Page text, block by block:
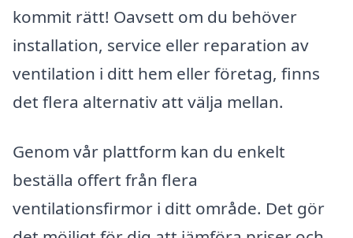
kommit rätt! Oavsett om du behöver
installation, service eller reparation av
ventilation i ditt hem eller företag, finns
det flera alternativ att välja mellan.
Genom vår plattform kan du enkelt
beställa offert från flera
ventilationsfirmor i ditt område. Det gör